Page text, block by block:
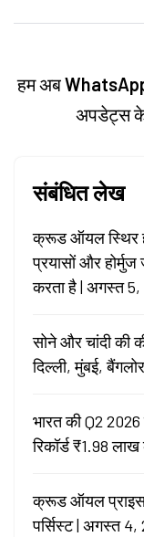
हम अब
अपडेट्स
संबंधित लेख
क्रूड ऑयल स्थिर
प्रयासों और
करता है | अगस्त 5,
सोने और चांदी
दिल्ली, मुंबई,
भारत की Q2
रिकॉर्ड ₹1.98
क्रूड ऑयल प्राइस
पर्सिस्ट | अगस्त 4,